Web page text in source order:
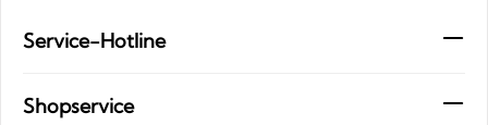
Service-Hotline
Shopservice